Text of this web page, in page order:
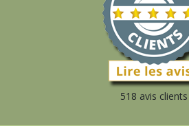
518 avis clients